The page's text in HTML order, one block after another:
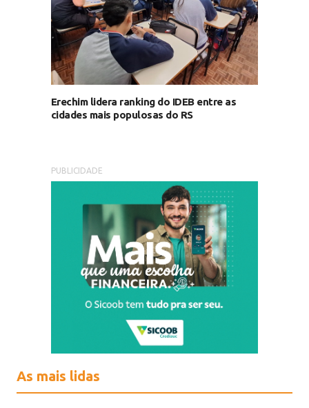
Erechim lidera ranking do IDEB entre as
cidades mais populosas do RS
PUBLICIDADE
As mais lidas